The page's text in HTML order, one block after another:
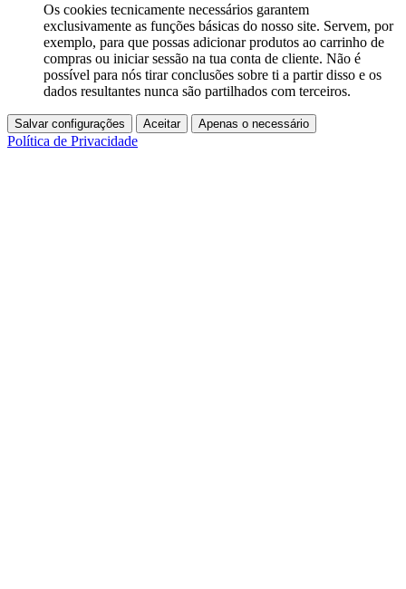
Os cookies tecnicamente necessários garantem
exclusivamente as funções básicas do nosso site. Servem, por
exemplo, para que possas adicionar produtos ao carrinho de
compras ou iniciar sessão na tua conta de cliente. Não é
possível para nós tirar conclusões sobre ti a partir disso e os
dados resultantes nunca são partilhados com terceiros.
Salvar configurações Aceitar Apenas o necessário
Política de Privacidade